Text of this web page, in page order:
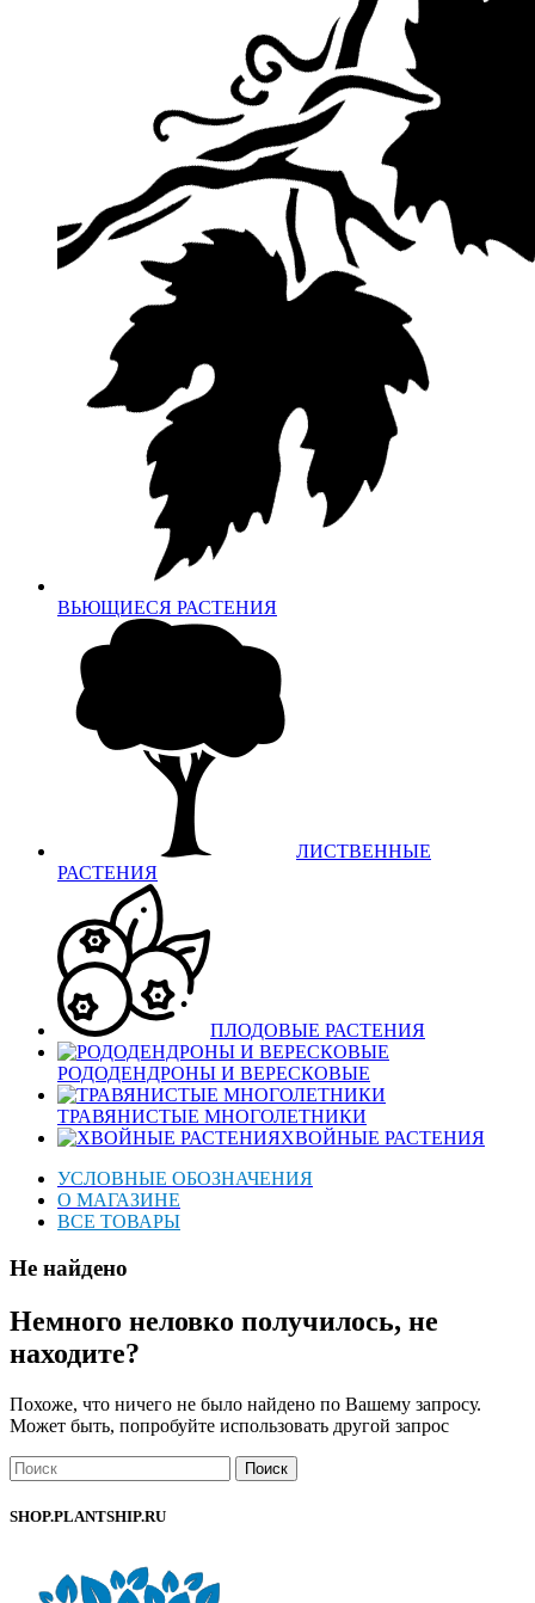
ВЬЮЩИЕСЯ РАСТЕНИЯ
ЛИСТВЕННЫЕ
РАСТЕНИЯ
ПЛОДОВЫЕ РАСТЕНИЯ
РОДОДЕНДРОНЫ И ВЕРЕСКОВЫЕ
ТРАВЯНИСТЫЕ МНОГОЛЕТНИКИ
ХВОЙНЫЕ РАСТЕНИЯ
УСЛОВНЫЕ ОБОЗНАЧЕНИЯ
О МАГАЗИНЕ
ВСЕ ТОВАРЫ
Не найдено
Немного неловко получилось, не
находите?
Похоже, что ничего не было найдено по Вашему запросу.
Может быть, попробуйте использовать другой запрос
Поиск
SHOP.PLANTSHIP.RU